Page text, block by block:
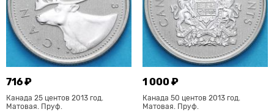
716 ₽
Канада 25 центов 2013 год.
Матовая. Пруф.
1 000 ₽
Канада 50 центов 2013 год.
Матовая. Пруф.